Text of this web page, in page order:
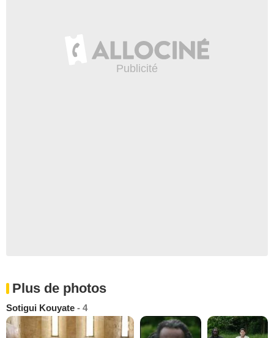
Plus de photos
Sotigui Kouyate - 4